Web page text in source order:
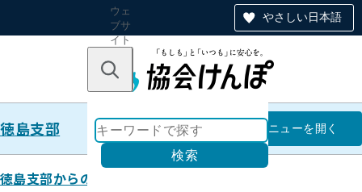
やさしい日本語
ウェ
ブサ
イト
のナ
ン
キーワードで探す
検索
徳島支部 徳島支部
メニューを開く
徳島支部からのお知らせ